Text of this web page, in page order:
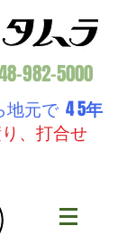
982-5000
地元で 4 5年
り、打合せ